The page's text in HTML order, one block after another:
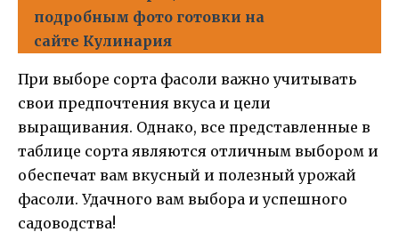
подробным фото готовки на
сайте Кулинария
При выборе сорта фасоли важно учитывать
свои предпочтения вкуса и цели
выращивания. Однако, все представленные в
таблице сорта являются отличным выбором и
обеспечат вам вкусный и полезный урожай
фасоли. Удачного вам выбора и успешного
садоводства!